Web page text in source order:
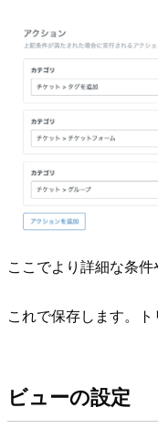
ここでより詳細な条件
これで保存します。
ビューの設定